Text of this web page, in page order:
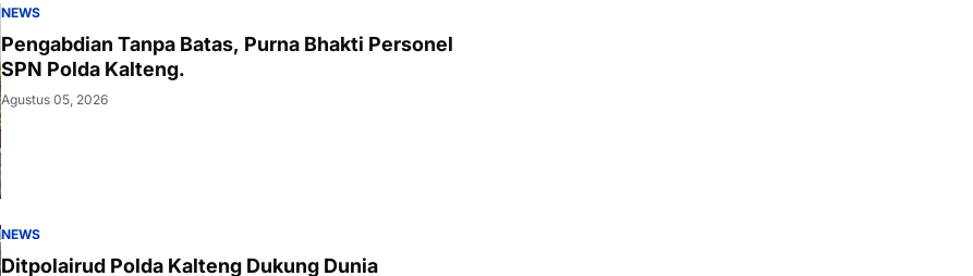
NEWS
Pengabdian Tanpa Batas, Purna Bhakti Personel
SPN Polda Kalteng.
Agustus 05, 2026
NEWS
Ditpolairud Polda Kalteng Dukung Dunia